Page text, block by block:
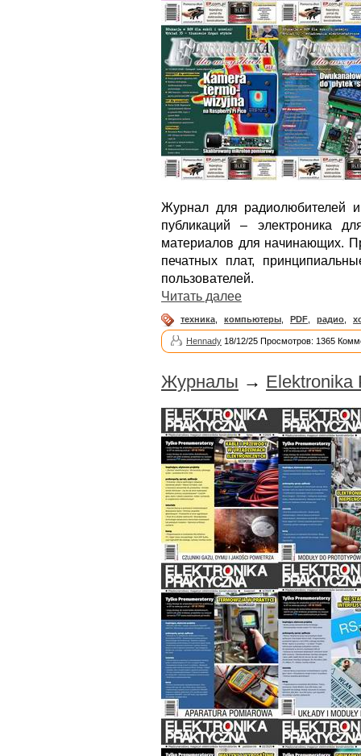
Журнал для радиолюбителей
публикаций – электроника
материалов для начинающих.
печатных плат,
пользователей.
Читать далее
техника компьютеры PDF радио
Hennady 18/12/25 Просмотров: 1365
Журналы → Elektronika